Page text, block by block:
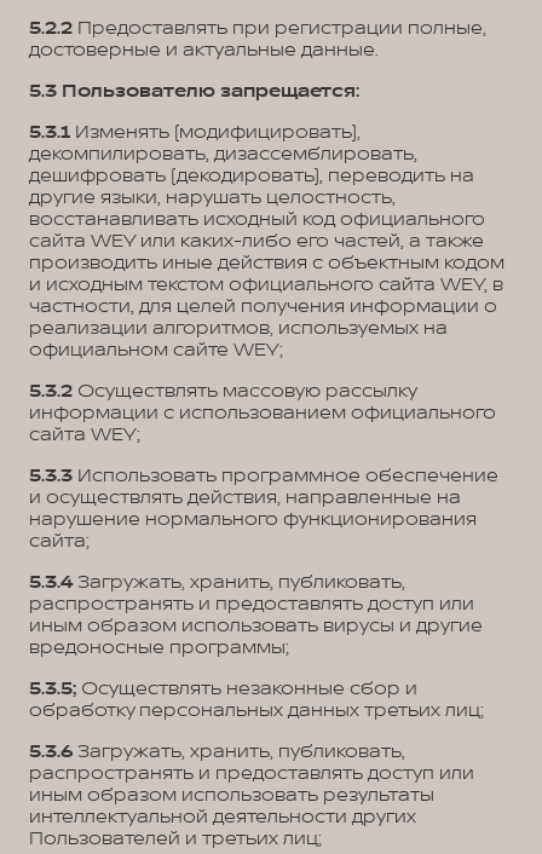
5.2.2 Предоставлять при регистрации полные,
достоверные и актуальные данные.
5.3 Пользователю запрещается:
5.3.1 Изменять (модифицировать),
декомпилировать, дизассемблировать,
дешифровать (декодировать), переводить на
другие языки, нарушать целостность,
восстанавливать исходный код официального
сайта WEY или каких-либо его частей, а также
производить иные действия с объектным кодом
и исходным текстом официального сайта WEY, в
частности, для целей получения информации о
реализации алгоритмов, используемых на
официальном сайте WEY;
5.3.2 Осуществлять массовую рассылку
информации с использованием официального
сайта WEY;
5.3.3 Использовать программное обеспечение
и осуществлять действия, направленные на
нарушение нормального функционирования
сайта;
5.3.4Загружать, хранить, публиковать,
распространять и предоставлять доступ или
иным образом использовать вирусы и другие
вредоносные программы;
5.3.5; Осуществлять незаконные сбор и
обработку персональных данных третьих лиц;
5.3.6 Загружать, хранить, публиковать,
распространять и предоставлять доступ или
иным образом использовать результаты
интеллектуальной деятельности других
Пользователей и третьих лиц;